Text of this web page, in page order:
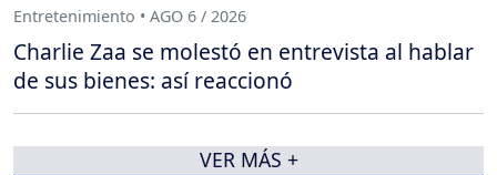
Entretenimiento • AGO 6 / 2026
Charlie Zaa se molestó en entrevista al hablar
de sus bienes: así reaccionó
VER MÁS +